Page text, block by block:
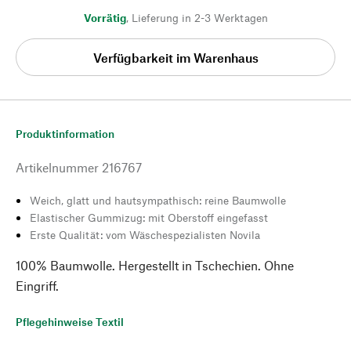
Vorrätig, Lieferung in 2-3 Werktagen
Verfügbarkeit im Warenhaus
Produktinformation
Artikelnummer 216767
Weich, glatt und hautsympathisch: reine Baumwolle
Elastischer Gummizug: mit Oberstoff eingefasst
Erste Qualität: vom Wäschespezialisten Novila
100% Baumwolle. Hergestellt in Tschechien. Ohne
Eingriff.
Pflegehinweise Textil